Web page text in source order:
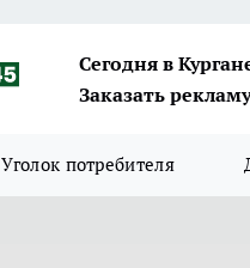
Сегодня в
Заказать рекламу
Уголок потребителя